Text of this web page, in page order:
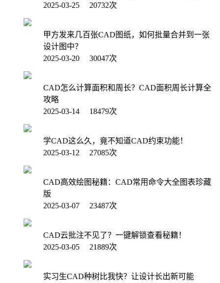
2025-03-25 20732次
甲方发来几百张CAD图纸，如何批量合并到一张
设计图中？
2025-03-20 30047次
CAD怎么计算面积和周长？CAD面积周长计算全
攻略
2025-03-14 18479次
学CAD这么久，竟不知道CAD约束功能！
2025-03-12 27085次
CAD高效绘图秘籍：CAD常用命令大全图表珍藏
版
2025-03-07 23487次
CAD云批注不见了？一键解锁查看秘籍！
2025-03-05 21889次
实习生CAD种树比我快？让设计长出新可能